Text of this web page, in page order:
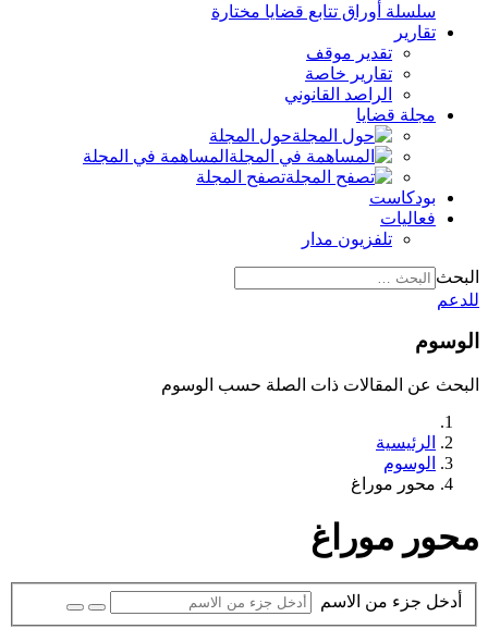
سلسلة أوراق تتابع قضايا مختارة
تقارير
تقدير موقف
تقارير خاصة
الراصد القانوني
مجلة قضايا
حول المجلة
المساهمة في المجلة
تصفح المجلة
بودكاست
فعاليات
تلفزيون مدار
البحث
للدعم
الوسوم
البحث عن المقالات ذات الصلة حسب الوسوم
الرئيسية
الوسوم
محور موراغ
محور موراغ
أدخل جزء من الاسم